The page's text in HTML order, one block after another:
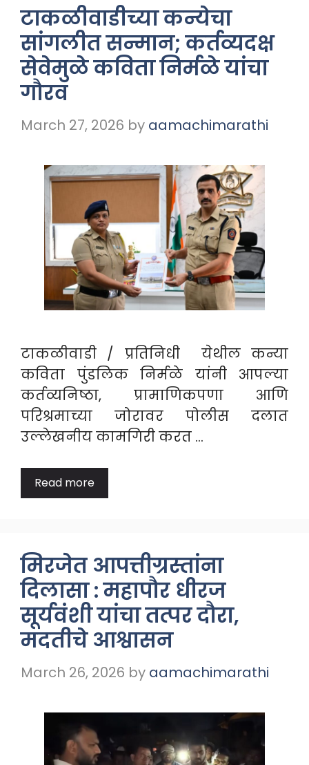
टाकळीवाडीच्या कन्येचा
सांगलीत सन्मान; कर्तव्यदक्ष
सेवेमुळे कविता निर्मळे यांचा
गौरव
March 27, 2026 by aamachimarathi
टाकळीवाडी / प्रतिनिधी येथील कन्या
कविता पुंडलिक निर्मळे यांनी आपल्या
कर्तव्यनिष्ठा, प्रामाणिकपणा आणि
परिश्रमाच्या जोरावर पोलीस दलात
उल्लेखनीय कामगिरी करत …
Read more
मिरजेत आपत्तीग्रस्तांना
दिलासा : महापौर धीरज
सूर्यवंशी यांचा तत्पर दौरा,
मदतीचे आश्वासन
March 26, 2026 by aamachimarathi